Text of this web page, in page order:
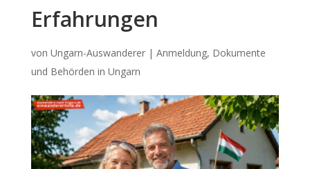
Erfahrungen
von Ungarn-Auswanderer| Anmeldung, Dokumente
und Behörden in Ungarn